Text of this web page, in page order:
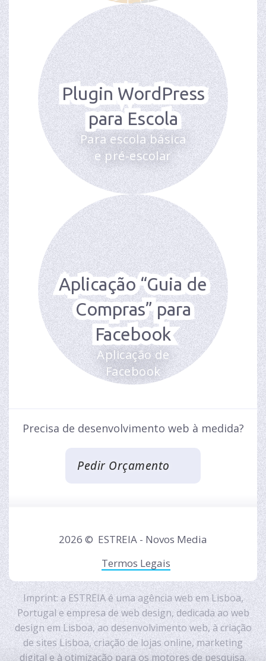
Plugin WordPress
para Escola
Para escola básica
e pré-escolar
Aplicação “Guia de
Compras” para
Facebook
Aplicação de
Facebook
Precisa de desenvolvimento web à medida?
Pedir Orçamento
2026 © ESTREIA - Novos Media
Termos Legais
Imprint: a ESTREIA é umaagência web em Lisboa,
Portugaleempresa de web design, dedicada aoweb
design em Lisboa, aodesenvolvimento web, àcriação
de sites Lisboa,criação de lojas online,marketing
digitale àotimização para os motores de pesquisa.